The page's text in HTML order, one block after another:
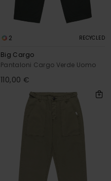
2 RECYCLED
Big Cargo
Pantaloni Cargo Verde Uomo
110,00 €